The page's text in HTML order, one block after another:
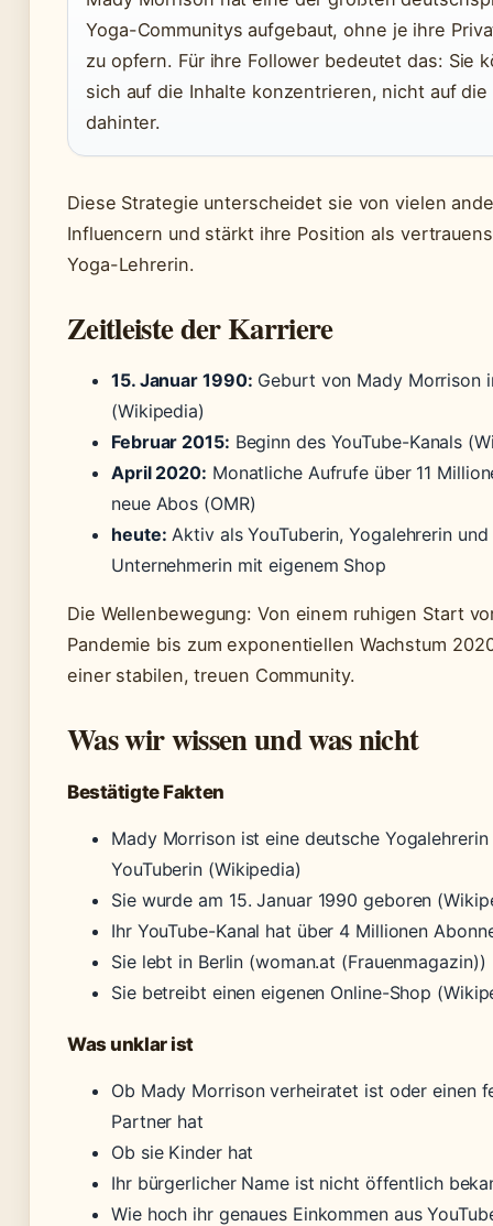
Yoga-Communitys aufgebaut, ohne je ihre
zu opfern. Für ihre Follower bedeutet das: Sie
sich auf die Inhalte konzentrieren, nicht auf die
dahinter.
Diese Strategie unterscheidet sie von vielen
Influencern und stärkt ihre Position als
Yoga-Lehrerin.
Zeitleiste der Karriere
15. Januar 1990: Geburt von Mady Morrison
(Wikipedia)
Februar 2015: Beginn des YouTube-Kanals
April 2020: Monatliche Aufrufe über 11
neue Abos (OMR)
heute: Aktiv als YouTuberin, Yogalehrerin und
Unternehmerin mit eigenem Shop
Die Wellenbewegung: Von einem ruhigen Start
Pandemie bis zum exponentiellen Wachstum
einer stabilen, treuen Community.
Was wir wissen und was nicht
Bestätigte Fakten
Mady Morrison ist eine deutsche Yogalehrerin
YouTuberin (Wikipedia)
Sie wurde am 15. Januar 1990 geboren
Ihr YouTube-Kanal hat über 4 Millionen
Sie lebt in Berlin (woman.at (Frauenmagazin))
Sie betreibt einen eigenen Online-Shop
Was unklar ist
Ob Mady Morrison verheiratet ist oder einen
Partner hat
Ob sie Kinder hat
Ihr bürgerlicher Name ist nicht öffentlich
Wie hoch ihr genaues Einkommen aus